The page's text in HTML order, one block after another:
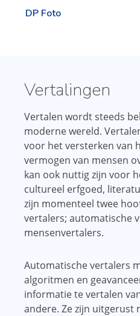
DP Foto
Vertalingen
Vertalen wordt steeds
moderne wereld.
voor het versterken van
vermogen van mensen
kan ook nuttig zijn voor
cultureel erfgoed,
zijn momenteel twee
vertalers; automatische
mensenvertalers.
Automatische vertalers
algoritmen en
informatie te vertalen
andere. Ze zijn uitgerust